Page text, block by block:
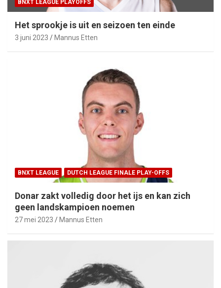
BNXT LEAGUE PLAYOFFS
Het sprookje is uit en seizoen ten einde
3 juni 2023 Mannus Etten
BNXT LEAGUE DUTCH LEAGUE FINALE PLAY-OFFS
Donar zakt volledig door het ijs en kan zich
geen landskampioen noemen
27 mei 2023 Mannus Etten